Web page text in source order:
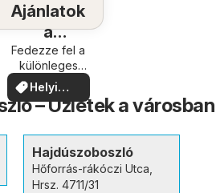
Ajánlatok
a
közelében
Fedezze fel a
különleges
ajánlatokat
Helyi
ajánlatok
– Üzletek a
Hajdúszoboszló
Hőforrás-rákóczi Utca,
Hrsz. 4711/31